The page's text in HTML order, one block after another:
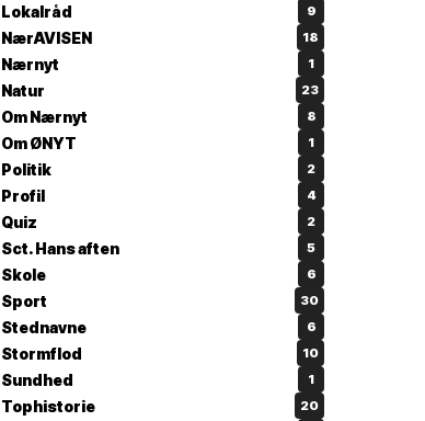
Lokalråd 9
NærAVISEN 18
Nærnyt 1
Natur 23
Om Nærnyt 8
Om ØNYT 1
Politik 2
Profil 4
Quiz 2
Sct. Hans aften 5
Skole 6
Sport 30
Stednavne 6
Stormflod 10
Sundhed 1
Tophistorie 20